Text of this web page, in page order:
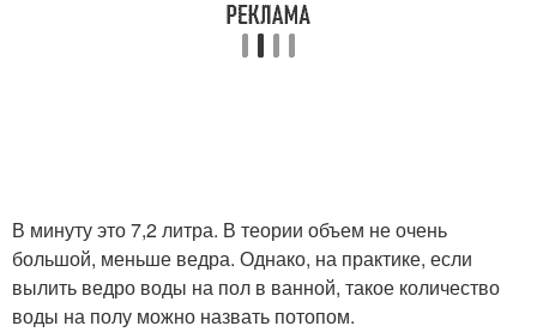
В минуту это 7,2 литра. В теории объем не очень
большой, меньше ведра. Однако, на практике, если
вылить ведро воды на пол в ванной, такое количество
воды на полу можно назвать потопом.